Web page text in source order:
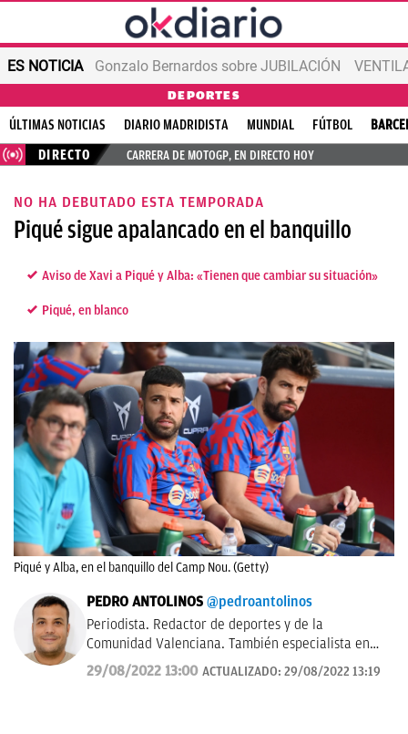
ES NOTICIA Gonzalo Bernardos sobre JUBILACIÓN
DEPORTES
ÚLTIMAS NOTICIAS DIARIO MADRIDISTA MUNDIAL FÚTBOL
DIRECTO
CARRERA DE MOTOGP, EN DIRECTO HOY
NO HA DEBUTADO ESTA TEMPORADA
Piqué sigue apalancado en el banquillo
Aviso de Xavi a Piqué y Alba: «Tienen que cambiar su situación»
Piqué, en blanco
Piqué y Alba, en el banquillo del Camp Nou. (Getty)
PEDRO ANTOLINOS @pedroantolinos
Periodista. Redactor de deportes y de la
Comunidad Valenciana. También especialista en
SEO. En OKDIARIO desde 2017.
29/08/2022 13:00 ACTUALIZADO: 29/08/2022 13:19